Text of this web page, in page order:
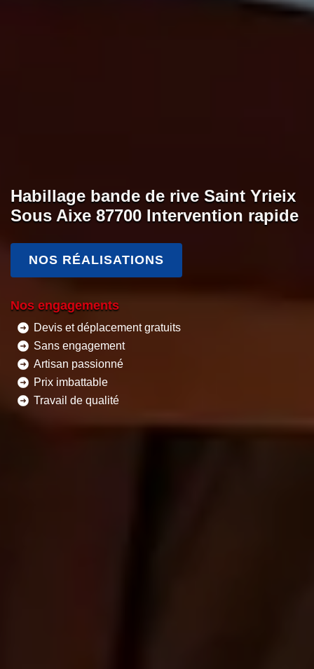
Habillage bande de rive Saint Yrieix
Sous Aixe 87700 Intervention rapide
NOS RÉALISATIONS
Nos engagements
Devis et déplacement gratuits
Sans engagement
Artisan passionné
Prix imbattable
Travail de qualité